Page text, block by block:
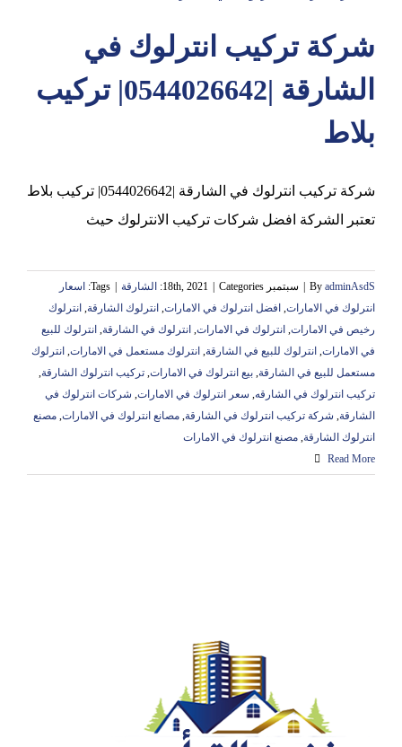
شركة تركيب انترلوك في
الشارقة |0544026642| تركيب
بلاط
شركة تركيب انترلوك في الشارقة |0544026642| تركيب بلاط
تعتبر الشركة افضل شركات تركيب الانترلوك حيث
By adminAsdS سبتمبر 18th, 2021 Categories: الشارقة Tags:
اسعار
انترلوك في الامارات, افضل انترلوك في الامارات, انترلوك الشارقة, انترلوك
رخيص في الامارات, انترلوك في الامارات, انترلوك في الشارقة, انترلوك للبيع
في الامارات, انترلوك للبيع في الشارقة, انترلوك مستعمل في الامارات, انترلوك
مستعمل للبيع في الشارقة, بيع انترلوك في الامارات, تركيب انترلوك الشارقة,
تركيب انترلوك في الشارقه, سعر انترلوك في الامارات, شركات انترلوك في
الشارقة, شركة تركيب انترلوك في الشارقة, مصانع انترلوك في الامارات, مصنع
انترلوك الشارقة, مصنع انترلوك في الامارات
Read More